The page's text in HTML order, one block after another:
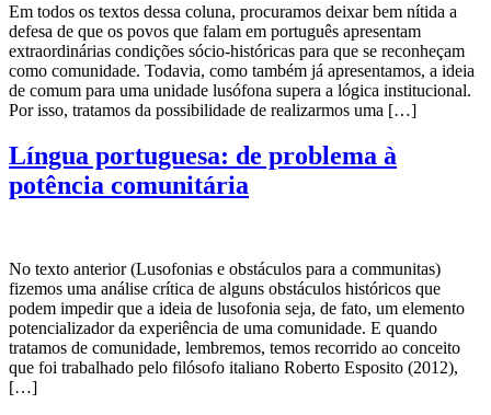
Em todos os textos dessa coluna, procuramos deixar bem nítida a
defesa de que os povos que falam em português apresentam
extraordinárias condições sócio-históricas para que se reconheçam
como comunidade. Todavia, como também já apresentamos, a ideia
de comum para uma unidade lusófona supera a lógica institucional.
Por isso, tratamos da possibilidade de realizarmos uma […]
Língua portuguesa: de problema à
potência comunitária
No texto anterior (Lusofonias e obstáculos para a communitas)
fizemos uma análise crítica de alguns obstáculos históricos que
podem impedir que a ideia de lusofonia seja, de fato, um elemento
potencializador da experiência de uma comunidade. E quando
tratamos de comunidade, lembremos, temos recorrido ao conceito
que foi trabalhado pelo filósofo italiano Roberto Esposito (2012),
[…]